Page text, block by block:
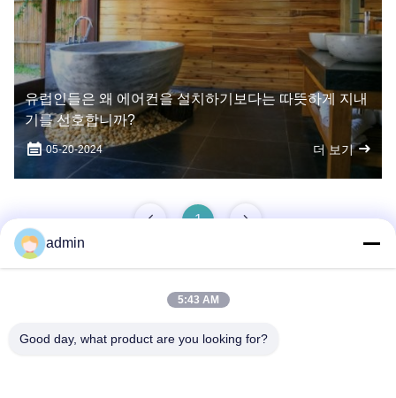
유럽인들은 왜 에어컨을 설치하기보다는 따뜻하게 지내
기를 선호합니까?
05-20-2024 더 보기
1
admin
5:43 AM
Good day, what product are you looking for?